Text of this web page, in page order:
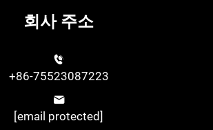
회사 주소
+86-75523087223
[email protected]